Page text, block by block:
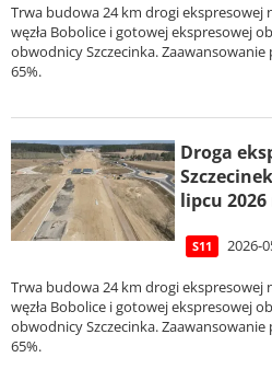
Trwa budowa 24 km drogi ekspresowej
węzła Bobolice i gotowej ekspresowej
obwodnicy Szczecinka.
65%.
Droga
lipcu 2026
S11 2026-
Trwa budowa 24 km drogi ekspresowej
węzła Bobolice i gotowej ekspresowej
obwodnicy Szczecinka.
65%.